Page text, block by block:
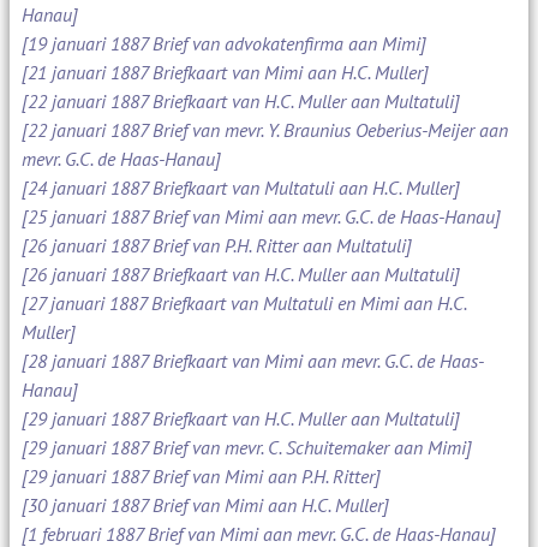
Hanau]
[19 januari 1887 Brief van advokatenfirma aan Mimi]
[21 januari 1887 Briefkaart van Mimi aan H.C. Muller]
[22 januari 1887 Briefkaart van H.C. Muller aan Multatuli]
[22 januari 1887 Brief van mevr. Y. Braunius Oeberius-Meijer aan
mevr. G.C. de Haas-Hanau]
[24 januari 1887 Briefkaart van Multatuli aan H.C. Muller]
[25 januari 1887 Brief van Mimi aan mevr. G.C. de Haas-Hanau]
[26 januari 1887 Brief van P.H. Ritter aan Multatuli]
[26 januari 1887 Briefkaart van H.C. Muller aan Multatuli]
[27 januari 1887 Briefkaart van Multatuli en Mimi aan H.C.
Muller]
[28 januari 1887 Briefkaart van Mimi aan mevr. G.C. de Haas-
Hanau]
[29 januari 1887 Briefkaart van H.C. Muller aan Multatuli]
[29 januari 1887 Brief van mevr. C. Schuitemaker aan Mimi]
[29 januari 1887 Brief van Mimi aan P.H. Ritter]
[30 januari 1887 Brief van Mimi aan H.C. Muller]
[1 februari 1887 Brief van Mimi aan mevr. G.C. de Haas-Hanau]